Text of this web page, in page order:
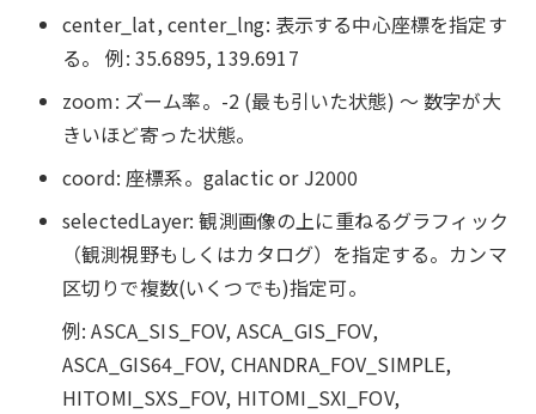
center_lat, center_lng: 表示する中心座標を指定す
る。 例: 35.6895, 139.6917
zoom: ズーム率。-2 (最も引いた状態) ～ 数字が大
きいほど寄った状態。
coord: 座標系。galactic or J2000
selectedLayer: 観測画像の上に重ねるグラフィック
（観測視野もしくはカタログ）を指定する。カンマ
区切りで複数(いくつでも)指定可。
例: ASCA_SIS_FOV, ASCA_GIS_FOV,
ASCA_GIS64_FOV, CHANDRA_FOV_SIMPLE,
HITOMI_SXS_FOV, HITOMI_SXI_FOV,